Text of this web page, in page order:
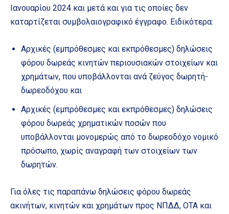
Ιανουαρίου 2024 και μετά και για τις οποίες δεν
καταρτίζεται συμβολαιογραφικό έγγραφο. Ειδικότερα:
Αρχικές (εμπρόθεσμες και εκπρόθεσμες) δηλώσεις
φόρου δωρεάς κινητών περιουσιακών στοιχείων και
χρημάτων, που υποβάλλονται ανά ζεύγος δωρητή-
δωρεοδόχου και
Αρχικές (εμπρόθεσμες και εκπρόθεσμες) δηλώσεις
φόρου δωρεάς χρηματικών ποσών που
υποβάλλονται μονομερώς από το δωρεοδόχο νομικό
πρόσωπο, χωρίς αναγραφή των στοιχείων των
δωρητών.
Για όλες τις παραπάνω δηλώσεις φόρου δωρεάς
ακινήτων, κινητών και χρημάτων προς ΝΠΔΔ, ΟΤΑ και